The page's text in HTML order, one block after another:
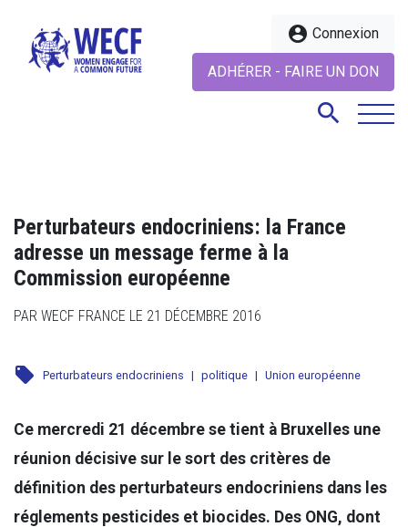
account_circle Connexion
ADHÉRER - FAIRE UN DON
search
Perturbateurs endocriniens: la France
adresse un message ferme à la
Commission européenne
PAR WECF FRANCE LE 21 DÉCEMBRE 2016
local_offer Perturbateurs endocriniens | politique | Union européenne
Ce mercredi 21 décembre se tient à Bruxelles une
réunion décisive sur le sort des critères de
définition des perturbateurs endocriniens dans les
réglements pesticides et biocides. Des ONG, dont